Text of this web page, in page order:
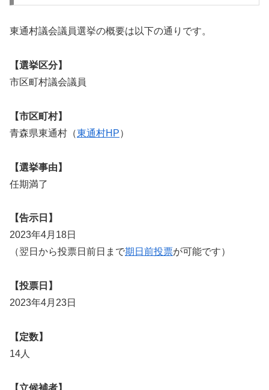
東通村議会議員選挙の概要は以下の通りです。
【選挙区分】
市区町村議会議員
【市区町村】
青森県東通村（東通村HP）
【選挙事由】
任期満了
【告示日】
2023年4月18日
（翌日から投票日前日まで期日前投票が可能です）
【投票日】
2023年4月23日
【定数】
14人
【立候補者】